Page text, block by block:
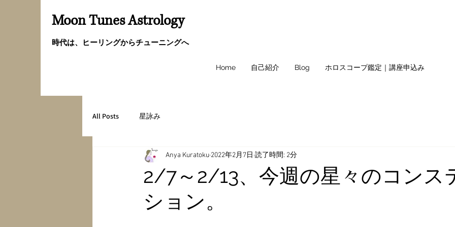
Moon Tunes Astrology
時代は、ヒーリングからチューニングへ
Home 自己紹介 Blog ホロスコープ鑑定｜講座申込み
All Posts 星詠み
2/7～2/13、今週の星々のコンス
ション。
Anya Kuratoku 2022年2月7日 読了時間: 2分